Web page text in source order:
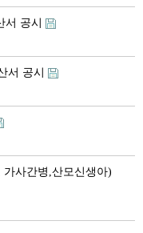
서 공시
서 공시
가사간병,산모신생아)